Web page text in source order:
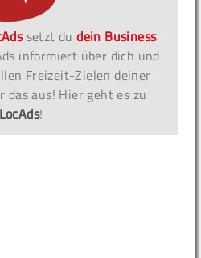
setzt dudein Business
informiert über dich und
Freizeit-Zielen deiner
das aus! Hier geht es zu
LocAds!